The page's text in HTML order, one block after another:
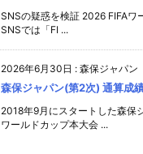
SNSの疑惑を検証 2026 FIFAワ
SNSでは「FI ...
2026年6月30日 : 森保ジャパン
森保ジャパン(第2次) 通算成
2018年9月にスタートした森保
ワールドカップ本大会 ...